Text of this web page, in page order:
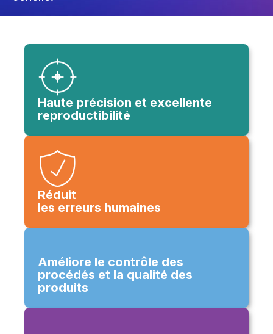
Haute précision et excellente
reproductibilité
Réduit
les erreurs humaines
Améliore le contrôle des
procédés et la qualité des
produits